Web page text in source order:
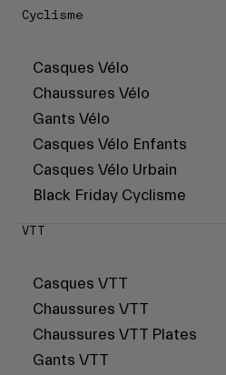
Cyclisme
Casques Vélo
Chaussures Vélo
Gants Vélo
Casques Vélo Enfants
Casques Vélo Urbain
Black Friday Cyclisme
VTT
Casques VTT
Chaussures VTT
Chaussures VTT Plates
Gants VTT